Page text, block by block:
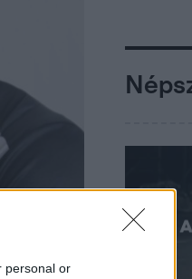
personal or